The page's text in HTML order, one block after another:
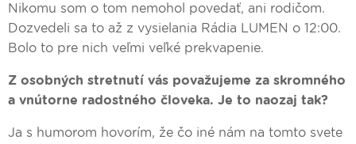
Nikomu som o tom nemohol povedať, ani rodičom.
Dozvedeli sa to až z vysielania Rádia LUMEN o 12:00.
Bolo to pre nich veľmi veľké prekvapenie.
Z osobných stretnutí vás považujeme za skromného
a vnútorne radostného človeka. Je to naozaj tak?
Ja s humorom hovorím, že čo iné nám na tomto svete